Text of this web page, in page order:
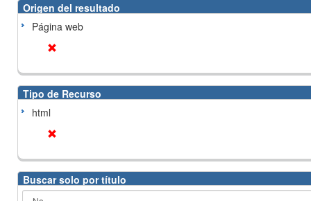
Origen del resultado
Página web
Tipo de Recurso
html
Buscar solo por título